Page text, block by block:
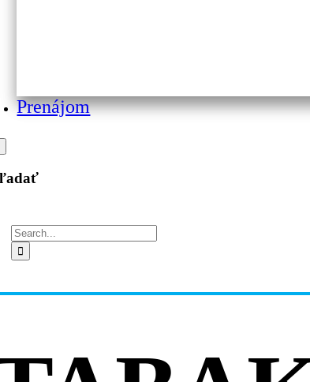
Prenájom
Hľadať: